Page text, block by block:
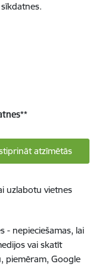
**
atzīmētās
uzlabotu vietnes
- nepieciešamas, lai
vai skatīt
piemēram, Google